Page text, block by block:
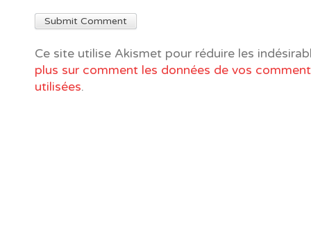
Ce site utilise Akismet pour réduire les
plus sur comment les données de vos
utilisées.